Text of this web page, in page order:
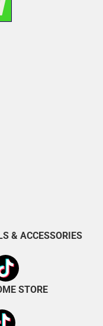
& ACCESSORIES
STORE